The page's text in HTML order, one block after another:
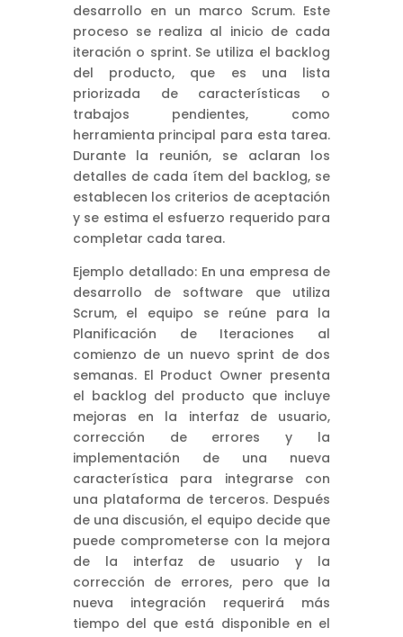
desarrollo en un marco Scrum. Este
proceso se realiza al inicio de cada
iteración o sprint. Se utiliza el backlog
del producto, que es una lista
priorizada de características o
trabajos pendientes, como
herramienta principal para esta tarea.
Durante la reunión, se aclaran los
detalles de cada ítem del backlog, se
establecen los criterios de aceptación
y se estima el esfuerzo requerido para
completar cada tarea.
Ejemplo detallado: En una empresa de
desarrollo de software que utiliza
Scrum, el equipo se reúne para la
Planificación de Iteraciones al
comienzo de un nuevo sprint de dos
semanas. El Product Owner presenta
el backlog del producto que incluye
mejoras en la interfaz de usuario,
corrección de errores y la
implementación de una nueva
característica para integrarse con
una plataforma de terceros. Después
de una discusión, el equipo decide que
puede comprometerse con la mejora
de la interfaz de usuario y la
corrección de errores, pero que la
nueva integración requerirá más
tiempo del que está disponible en el